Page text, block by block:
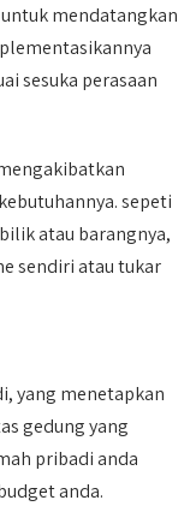
mendatangkan
sesuka perasaan
sepeti
atau barangnya,
sendiri atau tukar
yang menetapkan
gedung yang
pribadi anda
anda.